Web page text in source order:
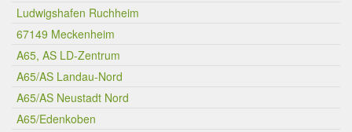
Ludwigshafen Ruchheim
67149 Meckenheim
A65, AS LD-Zentrum
A65/AS Landau-Nord
A65/AS Neustadt Nord
A65/Edenkoben